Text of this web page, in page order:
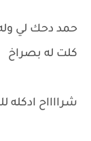
حمد دحك لي
كلت له بصراخ
شرااااح ادكله